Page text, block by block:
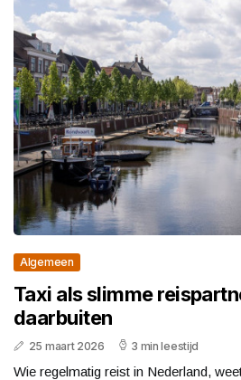
Algemeen
Taxi als slimme
daarbuiten
25 maart 2026 3 min leestijd
Wie regelmatig reist in Nederland,